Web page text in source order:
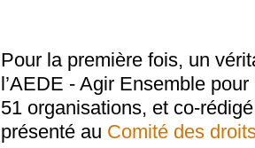
Pour la première fois, un
l’AEDE - Agir Ensemble
51 organisations, et co-
présenté au Comité des